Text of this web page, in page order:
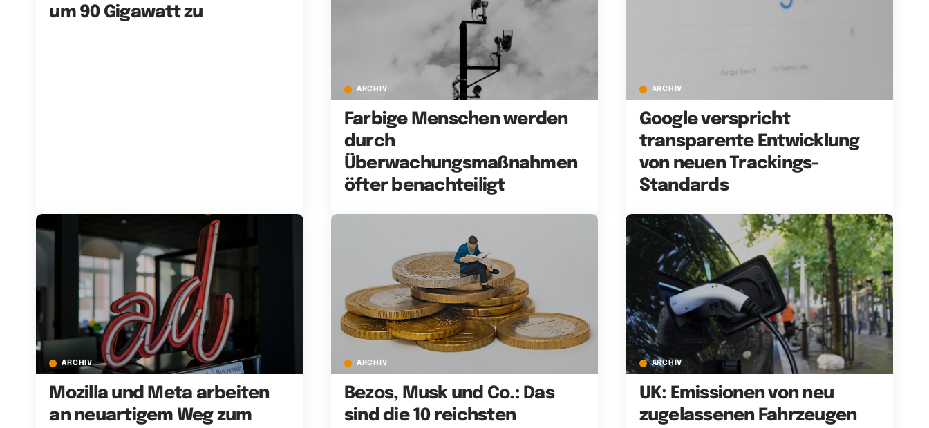
um 90 Gigawatt zu
ARCHIV
Farbige Menschen werden
durch
Überwachungsmaßnahmen
öfter benachteiligt
ARCHIV
Google verspricht
transparente Entwicklung
von neuen Trackings-
Standards
ARCHIV
Mozilla und Meta arbeiten
an neuartigem Weg zum
ARCHIV
Bezos, Musk und Co.: Das
sind die 10 reichsten
ARCHIV
UK: Emissionen von neu
zugelassenen Fahrzeugen